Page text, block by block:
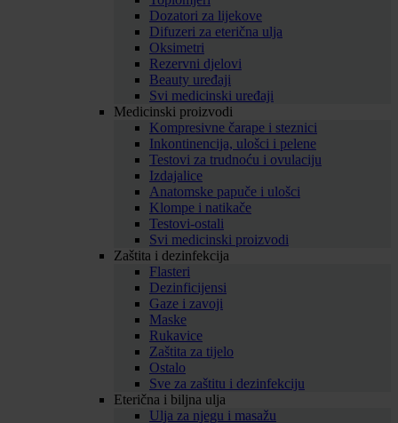
Dozatori za lijekove
Difuzeri za eterična ulja
Oksimetri
Rezervni djelovi
Beauty uređaji
Svi medicinski uređaji
Medicinski proizvodi
Kompresivne čarape i steznici
Inkontinencija, ulošci i pelene
Testovi za trudnoću i ovulaciju
Izdajalice
Anatomske papuče i ulošci
Klompe i natikače
Testovi-ostali
Svi medicinski proizvodi
Zaštita i dezinfekcija
Flasteri
Dezinficijensi
Gaze i zavoji
Maske
Rukavice
Zaštita za tijelo
Ostalo
Sve za zaštitu i dezinfekciju
Eterična i biljna ulja
Ulja za njegu i masažu